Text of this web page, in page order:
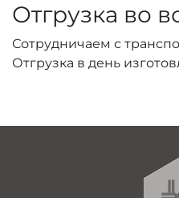
Отгрузка во
Сотрудничаем с
Отгрузка в день